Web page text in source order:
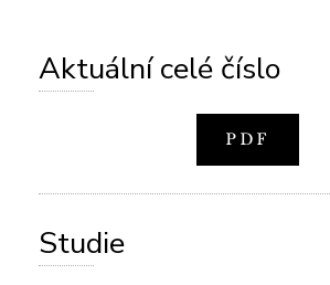
Aktuální celé číslo
PDF
Studie